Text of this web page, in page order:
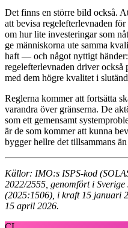
Det finns en större bild också.
att bevisa regelefterlevnaden
om hur lite investeringar som
ge människorna ute samma
haft — och något nyttigt händer:
regelefterlevnaden driver
med dem högre kvalitet i
Reglerna kommer att fortsätta
varandra över gränserna. De
som ett gemensamt
är de som kommer att kunna
bygger hellre det tillsammans
Källor: IMO:s ISPS-kod
2022/2555, genomfört i Sverige
(2025:1506), i kraft 15 januari
15 april 2026.